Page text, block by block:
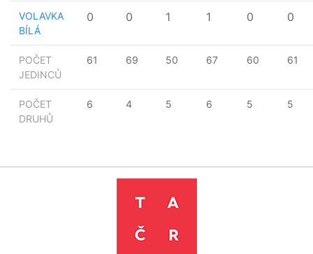
POČET
JEDINCŮ
61 69 50 67 60 61
POČET
DRUHŮ
6 4 5 6 5 5
VOLAVKA
BÍLÁ
0 0 1 1 0 0